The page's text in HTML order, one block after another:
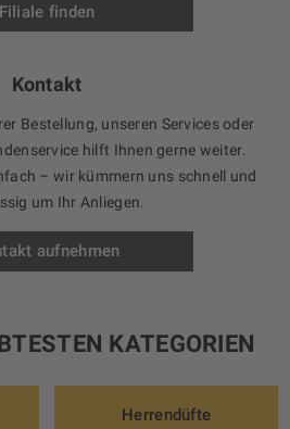
Filiale finden
Kontakt
Bestellung, unseren Services oder
hilft Ihnen gerne weiter.
– wir kümmern uns schnell und
um Ihr Anliegen.
aufnehmen
KATEGORIEN
Herrendüfte